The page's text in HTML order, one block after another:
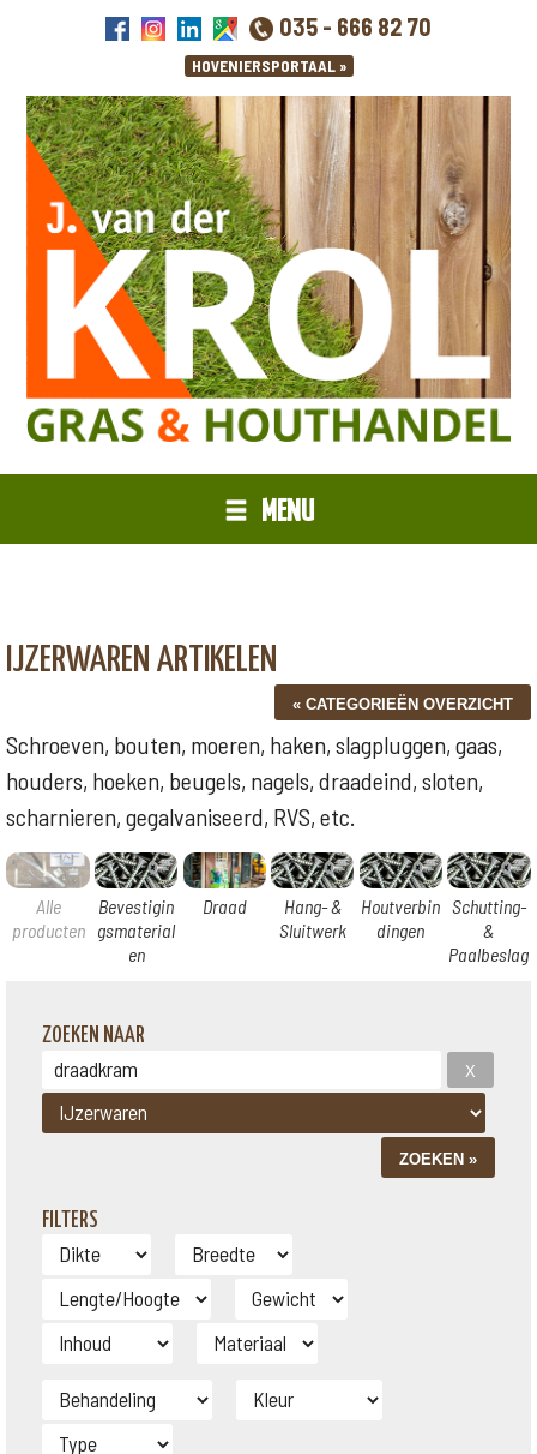
035 - 666 82 70
MENU
IJZERWAREN ARTIKELEN
Schroeven, bouten, moeren, haken, slagpluggen, gaas,
houders, hoeken, beugels, nagels, draadeind, sloten,
scharnieren, gegalvaniseerd, RVS, etc.
Alle
producten
Bevestigin
gsmaterial
en
Draad
Hang- &
Sluitwerk
Houtverbin
dingen
Schutting-
&
Paalbeslag
ZOEKEN NAAR
FILTERS